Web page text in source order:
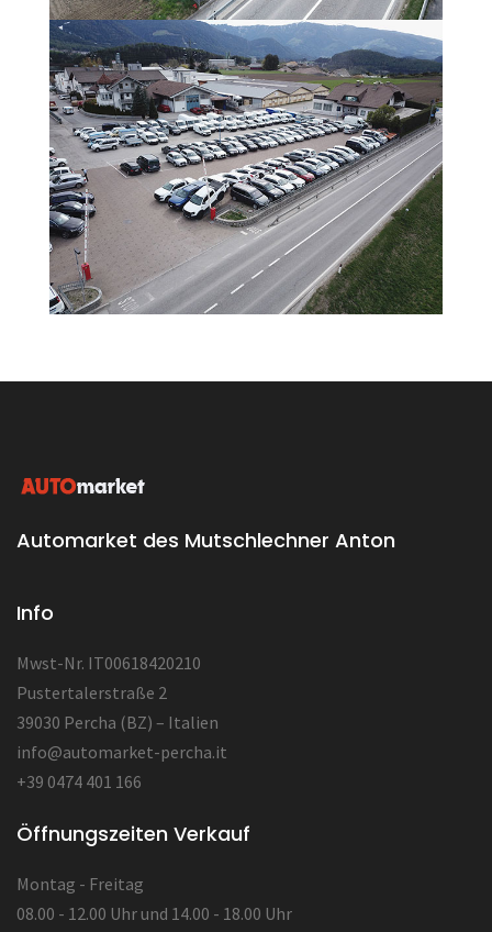
Automarket des Mutschlechner Anton
Info
Mwst-Nr. IT00618420210
Pustertalerstraße 2
39030 Percha (BZ) – Italien
info@automarket-percha.it
+39 0474 401 166
Öffnungszeiten Verkauf
Montag - Freitag
08.00 - 12.00 Uhr und 14.00 - 18.00 Uhr